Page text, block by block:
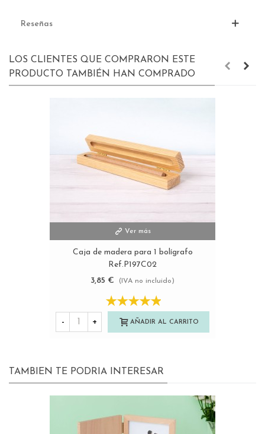
Reseñas
LOS CLIENTES QUE COMPRARON ESTE
PRODUCTO TAMBIÉN HAN COMPRADO
Ver más
Caja de madera para 1 bolígrafo
Ref.P197C02
3,85 €
(IVA no incluido)
- + AÑADIR AL CARRITO
TAMBIEN TE PODRIA INTERESAR